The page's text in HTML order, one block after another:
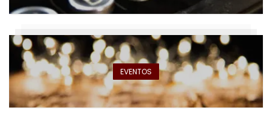
EVENTOS